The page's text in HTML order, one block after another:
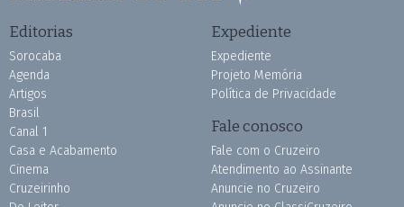
Editorias
Sorocaba
Agenda
Artigos
Brasil
Canal 1
Casa e Acabamento
Cinema
Cruzeirinho
Expediente
Expediente
Projeto Memória
Política de Privacidade
Fale conosco
Fale com o Cruzeiro
Atendimento ao Assinante
Anuncie no Cruzeiro